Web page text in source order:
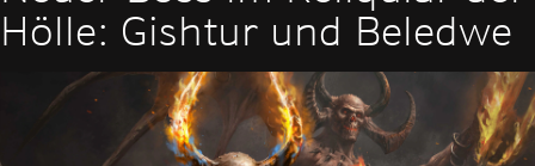
Hölle: Gishtur und Beledwe